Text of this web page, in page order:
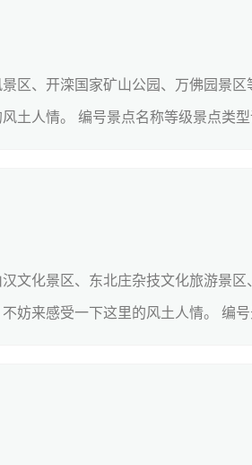
区、开滦国家矿山公园、万佛园景
土人情。 编号景点名称等级景点类
文化景区、东北庄杂技文化旅游景
妨来感受一下这里的风土人情。 编